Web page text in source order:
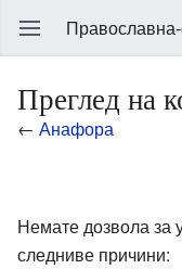
Преглед на
← Анафора
Немате дозвола за
следниве причини: